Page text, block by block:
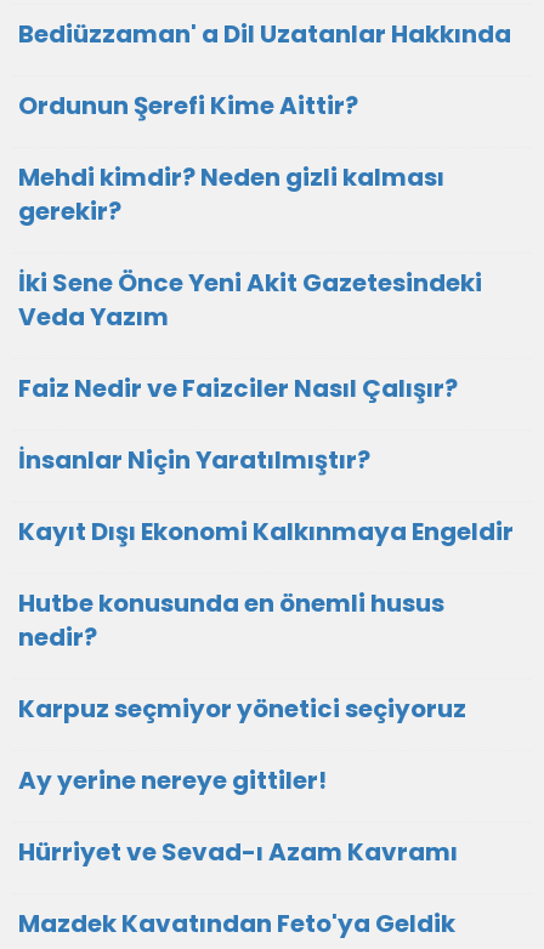
Bediüzzaman' a Dil Uzatanlar Hakkında
Ordunun Şerefi Kime Aittir?
Mehdi kimdir? Neden gizli kalması
gerekir?
İki Sene Önce Yeni Akit Gazetesindeki
Veda Yazım
Faiz Nedir ve Faizciler Nasıl Çalışır?
İnsanlar Niçin Yaratılmıştır?
Kayıt Dışı Ekonomi Kalkınmaya Engeldir
Hutbe konusunda en önemli husus
nedir?
Karpuz seçmiyor yönetici seçiyoruz
Ay yerine nereye gittiler!
Hürriyet ve Sevad-ı Azam Kavramı
Mazdek Kavatından Feto'ya Geldik